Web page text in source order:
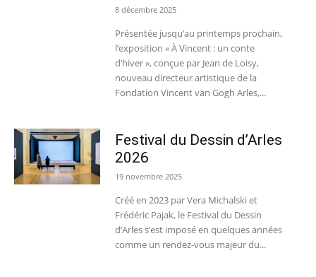
8 décembre 2025
Présentée jusqu’au printemps prochain,
l’exposition « À Vincent : un conte
d’hiver », conçue par Jean de Loisy,
nouveau directeur artistique de la
Fondation Vincent van Gogh Arles,...
Festival du Dessin d’Arles
2026
19 novembre 2025
Créé en 2023 par Vera Michalski et
Frédéric Pajak, le Festival du Dessin
d’Arles s’est imposé en quelques années
comme un rendez-vous majeur du...